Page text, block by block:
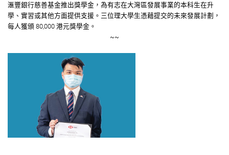
滙豐銀行慈善基金推出獎學金，為有志在大灣區發展事業的本科生在升
學、實習或其他方面提供支援。三位理大學生憑藉提交的未來發展計劃，
每人獲頒 80,000 港元獎學金。
~~